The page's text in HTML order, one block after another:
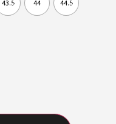
43.5 44 44.5